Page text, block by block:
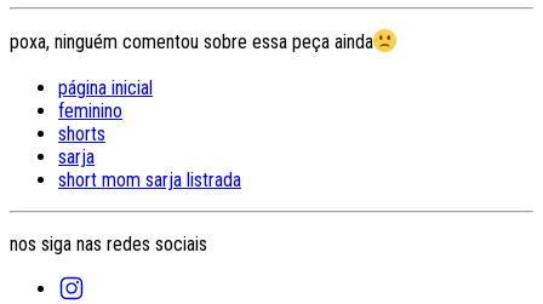
poxa, ninguém comentou sobre essa peça ainda
página inicial
feminino
shorts
sarja
short mom sarja listrada
nos siga nas redes sociais